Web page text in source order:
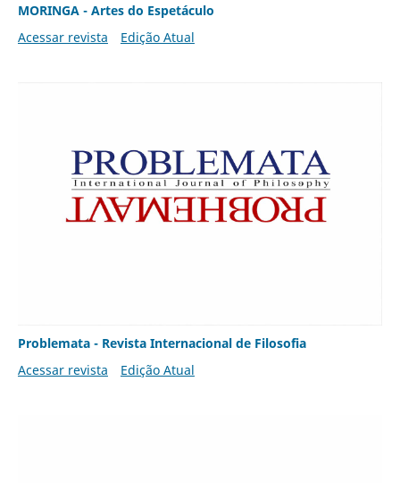
MORINGA - Artes do Espetáculo
Acessar revista
Edição Atual
Problemata - Revista Internacional de Filosofia
Acessar revista
Edição Atual